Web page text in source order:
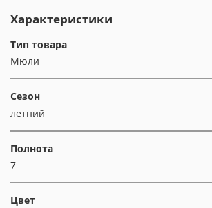
Характеристики
Тип товара
Мюли
Сезон
летний
Полнота
7
Цвет